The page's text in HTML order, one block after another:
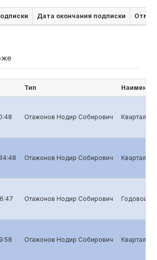
Дата окончания подписки
Тип
Отажонов Нодир Собирович
Отажонов Нодир Собирович
Отажонов Нодир Собирович Годовой
Отажонов Нодир Собирович